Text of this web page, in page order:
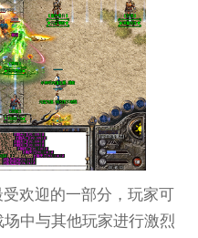
欢迎的一部分，玩家可
中与其他玩家进行激烈